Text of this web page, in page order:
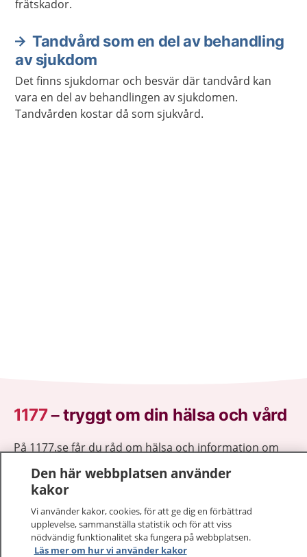
frätskador.
Tandvård som en del av behandling
av sjukdom
Det finns sjukdomar och besvär där tandvård kan
vara en del av behandlingen av sjukdomen.
Tandvården kostar då som sjukvård.
1177–tryggt om din hälsa och vård
På 1177.se får du råd om hälsa och information om
Logga in för att läsa din journal och göra dina
vårdärenden. Ring telefonnummer 1177 för
sjukvårdsrådgivning dygnet runt.
1177 ger dig råd när du vill må bättre.
Den här webbplatsen använder
kakor
Vi använder kakor, cookies, för att ge dig en förbättrad
upplevelse, sammanställa statistik och för att viss
nödvändig funktionalitet ska fungera på webbplatsen.
Läs mer om hur vi använder kakor